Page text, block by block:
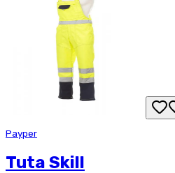
Payper
Tuta Skill